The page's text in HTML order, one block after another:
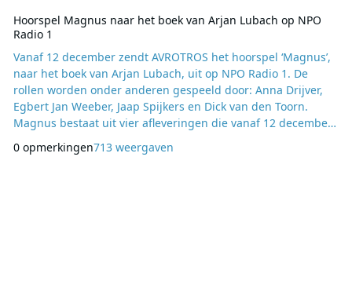
Hoorspel Magnus naar het boek van Arjan Lubach op NPO
Radio 1
Vanaf 12 december zendt AVROTROS het hoorspel ‘Magnus’,
naar het boek van Arjan Lubach, uit op NPO Radio 1. De
rollen worden onder anderen gespeeld door: Anna Drijver,
Egbert Jan Weeber, Jaap Spijkers en Dick van den Toorn.
Magnus bestaat uit vier afleveringen die vanaf 12 december
tussen 00:00 en 00:30 uur. Magnus gaat over Merlijn, die,
0 opmerkingen713 weergaven